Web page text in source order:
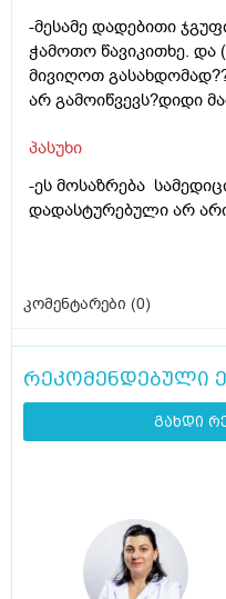
-მესამე დადებითი
ჭამოთო წავიკითხე.
მივიღოთ
არ გამოიწვევს?დიდი
პასუხი
-ეს მოსაზრება
დადასტურებული არ
კომენტარები (0)
რეკომენდებული
გახდი